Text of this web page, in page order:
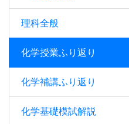
理科全般
化学授業ふり返り
化学補講ふり返り
化学基礎模試解説